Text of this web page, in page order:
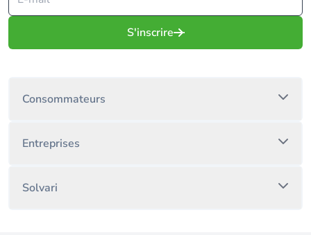
S'inscrire
Consommateurs
Entreprises
Solvari